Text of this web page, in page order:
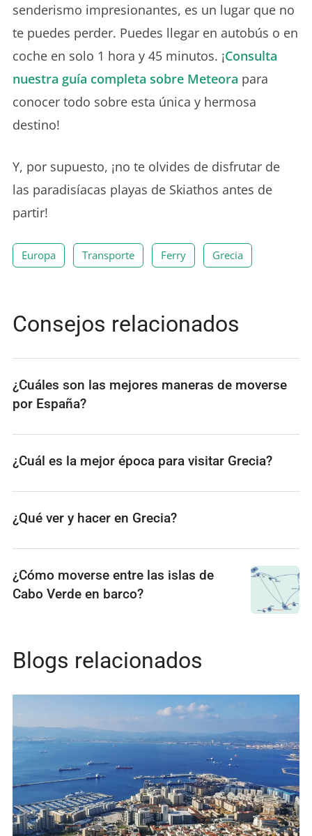
senderismo impresionantes, es un lugar que no
te puedes perder. Puedes llegar en autobús o en
coche en solo 1 hora y 45 minutos. ¡Consulta
nuestra guía completa sobre Meteora para
conocer todo sobre esta única y hermosa
destino!
Y, por supuesto, ¡no te olvides de disfrutar de
las paradisíacas playas de Skiathos antes de
partir!
Europa Transporte Ferry Grecia
Consejos relacionados
¿Cuáles son las mejores maneras de moverse
por España?
¿Cuál es la mejor época para visitar Grecia?
¿Qué ver y hacer en Grecia?
¿Cómo moverse entre las islas de
Cabo Verde en barco?
Blogs relacionados